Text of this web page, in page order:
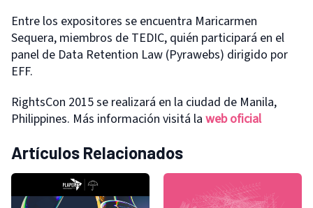
Entre los expositores se encuentra Maricarmen
Sequera, miembros de TEDIC, quién participará en el
panel de Data Retention Law (Pyrawebs) dirigido por
EFF.
RightsCon 2015 se realizará en la ciudad de Manila,
Philippines. Más información visitá la web oficial
Artículos Relacionados